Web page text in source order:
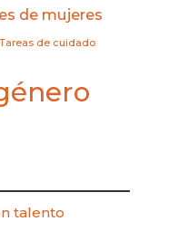
de mujeres
Tareas de cuidado
talento